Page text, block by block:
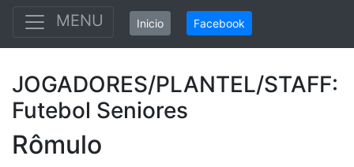
MENU
Inicio Facebook
JOGADORES/PLANTEL/STAFF:
Futebol Seniores
Rômulo